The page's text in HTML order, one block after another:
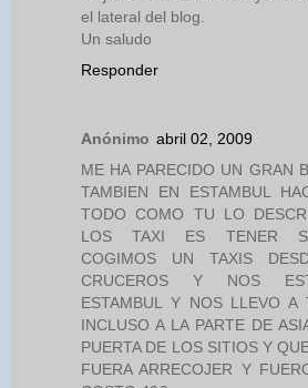
el lateral del blog.
Un saludo
Responder
Anónimo abril 02, 2009
ME HA PARECIDO UN GRAN
TAMBIEN EN ESTAMBUL
TODO COMO TU LO
LOS TAXI ES TENER
COGIMOS UN TAXIS
CRUCEROS Y NOS
ESTAMBUL Y NOS LLEVO
INCLUSO A LA PARTE DE
PUERTA DE LOS SITIOS Y
FUERA ARRECOJER Y